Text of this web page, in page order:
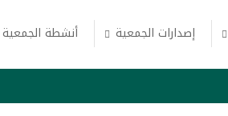
إصدارات الجمعية أنشطة الجمعية